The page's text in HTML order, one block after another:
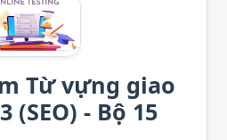
Từ vựng giao
(SEO) - Bộ 15